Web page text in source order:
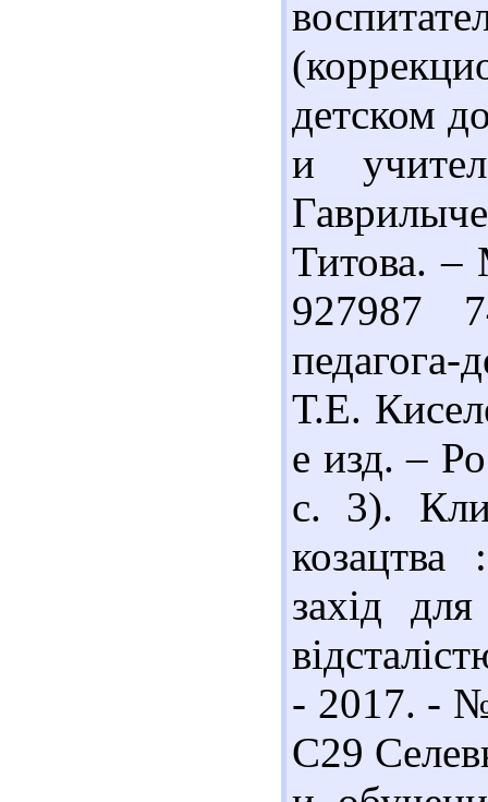
детском
и
Титова.
927987
Т.Е.
е изд. –
с. 3).
козацтва
захід
- 2017. -
С29